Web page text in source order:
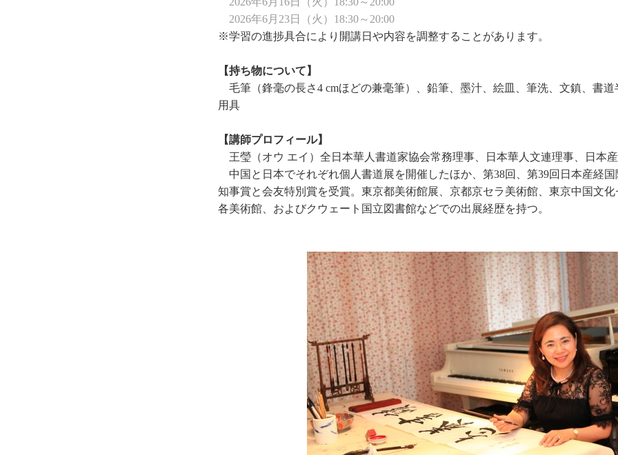
2026年6月23日（火）18:30～20:00
※学習の進捗具合により開講日や内容を調整することがあります。
【持ち物について】
毛筆（鋒毫の長さ4 cmほどの兼毫筆）、鉛筆、墨汁、絵皿、筆洗、文鎮、書
用具
【講師プロフィール】
王瑩（オウ エイ）全日本華人書道家協会常務理事、日本華人文連理事、日本
中国と日本でそれぞれ個人書道展を開催したほか、第38回、第39回日本産経
知事賞と会友特別賞を受賞。東京都美術館展、京都京セラ美術館、東京中国文
各美術館、およびクウェート国立図書館などでの出展経歴を持つ。